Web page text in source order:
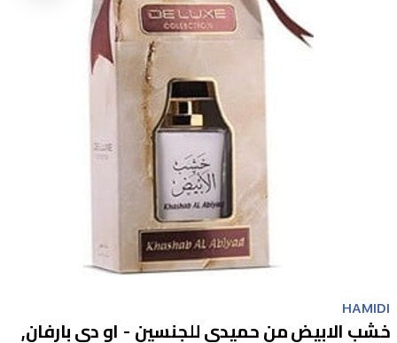
1
of
HAMIDI
خشب الابيض من حميدي للجنسين - او دي بارفان,